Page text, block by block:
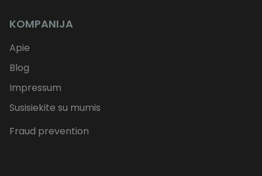
KOMPANIJA
Apie
Blog
Impressum
Susisiekite su mumis
Fraud prevention